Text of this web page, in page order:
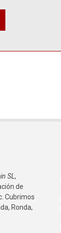
SL,
de
Cubrimos
Ronda,